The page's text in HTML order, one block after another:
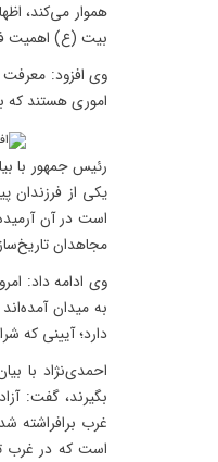
هموار می‌کند،
بیت (ع) اهمیت
وی افزود: معرفت
اموری هستند که
رئیس جمهور با
یکی از فرزندان
است در آن
مجاهدان
وی ادامه داد:
به میدان
دارد؛ آیینی که
احمدی‌نژاد با
بگیرند، گفت:
غرب برافراشته
است که در غرب